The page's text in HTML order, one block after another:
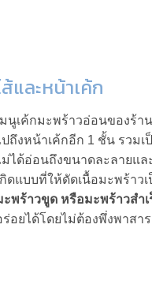
ส้และหน้าเค้ก
มนูเค้กมะพร้าวอ่อนของร้า
ปถึงหน้าเค้กอีก 1 ชั้น รวมเ
ม่ได้อ่อนถึงขนาดละลายแ
กิดแบบที่ให้ดัดเนื้อมะพร้าว
ะพร้าวขูด หรือมะพร้าวสำ
ร่อยได้โดยไม่ต้องพึ่งพาสา